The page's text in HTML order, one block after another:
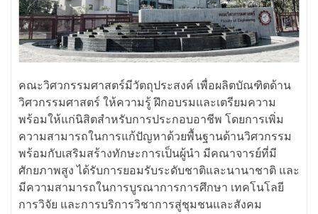
คณะวิศวกรรมศาสตร์มีวัตถุประสงค์ เพื่อผลิตบัณฑิตด้าน
วิศวกรรมศาสตร์ ให้ความรู้ ฝึกอบรมและเตรียมความ
พร้อมให้แก่นิสิตสำหรับการประกอบอาชีพ โดยการเพิ่ม
ความสามารถในการแก้ปัญหาด้วยพื้นฐานด้านวิศวกรรม
พร้อมกับเสริมสร้างทักษะการเป็นผู้นำ มีคณาจารย์ที่มี
ศักยภาพสูง ได้รับการยอมรับระดับชาติและนานาชาติ และ
มีความสามารถในการบูรณาการการศึกษา เทคโนโลยี
การวิจัย และการบริการวิชาการสู่ชุมชนและสังคม